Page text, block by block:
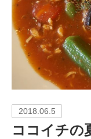
2018.06.5
ココイチの